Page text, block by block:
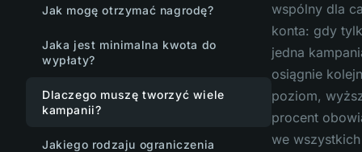
Jak mogę otrzymać nagrodę?
Jaka jest minimalna kwota do
wypłaty?
Dlaczego muszę tworzyć wiele
kampanii?
Jakiego rodzaju ograniczenia
wspólny dla
konta: gdy
jedna
osiągnie
poziom,
procent
we wszystkich